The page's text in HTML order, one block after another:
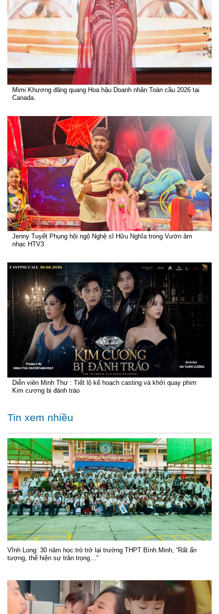
Mimi Khương đăng quang Hoa hậu Doanh nhân Toàn cầu 2026 tại
Canada.
Jenny Tuyết Phụng hội ngộ Nghệ sĩ Hữu Nghĩa trong Vườn âm
nhạc HTV3
Diễn viên Minh Thư : Tiết lộ kế hoạch casting và khởi quay phim
Kim cương bị đánh tráo
Tin xem nhiều
Vĩnh Long: 30 năm học trò trở lại trường THPT Bình Minh, “Rất ấn
tượng, thể hiện sự trân trọng…”